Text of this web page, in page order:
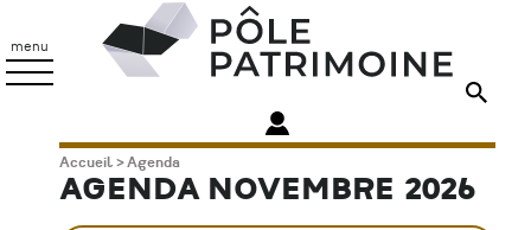
contenu
principal
menu
Patrimoine
Fil
d'Ariane
Accueil Agenda
AGENDA NOVEMBRE 2026